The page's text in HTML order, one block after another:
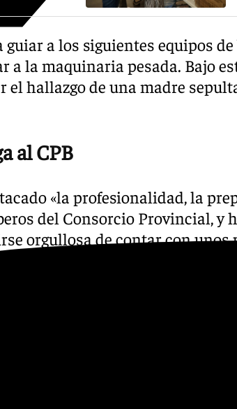
guiar a los siguientes equipos
a la maquinaria pesada. Bajo
el hallazgo de una madre
al CPB
«la profesionalidad, la
del Consorcio Provincial, y
orgullosa de contar con
a dar un paso al frente
nuestras fronteras».
de Málaga ha transmitido